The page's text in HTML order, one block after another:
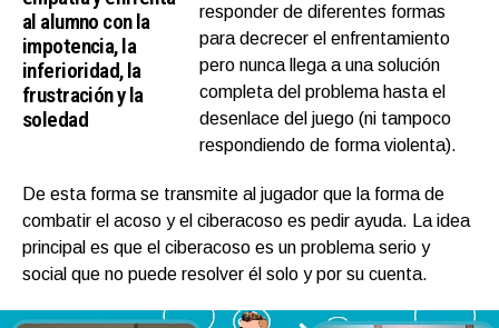
al alumno con la
impotencia, la
inferioridad, la
frustración y la
soledad
responder de diferentes formas
para decrecer el enfrentamiento
pero nunca llega a una solución
completa del problema hasta el
desenlace del juego (ni tampoco
respondiendo de forma violenta).
De esta forma se transmite al jugador que la forma de
combatir el acoso y el ciberacoso es pedir ayuda. La idea
principal es que el ciberacoso es un problema serio y
social que no puede resolver él solo y por su cuenta.